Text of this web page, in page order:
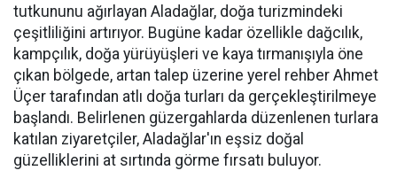
tutkununu ağırlayan Aladağlar, doğa turizmindeki
çeşitliliğini artırıyor. Bugüne kadar özellikle dağcılık,
kampçılık, doğa yürüyüşleri ve kaya tırmanışıyla öne
çıkan bölgede, artan talep üzerine yerel rehber Ahmet
Üçer tarafından atlı doğa turları da gerçekleştirilmeye
başlandı. Belirlenen güzergahlarda düzenlenen turlara
katılan ziyaretçiler, Aladağlar'ın eşsiz doğal
güzelliklerini at sırtında görme fırsatı buluyor.